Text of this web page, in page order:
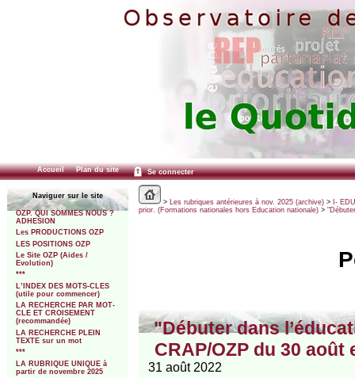
Accueil Plan du site Se connecter
Naviguer sur le site
OZP. QUI SOMMES NOUS ?
ADHESION
Les PRODUCTIONS OZP
LES POSITIONS OZP
Le Site OZP (Aides /
Evolution)
***
L’INDEX DES MOTS-CLES
(utile pour commencer)
LA RECHERCHE PAR MOT-
CLE ET CROISEMENT
(recommandée)
LA RECHERCHE PLEIN
TEXTE sur un mot
***
LA RUBRIQUE UNIQUE à
partir de novembre 2025
> Les rubriques antérieures à nov. 2025 (archive)> I-
prior. (Formations nationales hors Education nationale)>
"Débuter dans
CRAP/OZP du 30
31 août 2022